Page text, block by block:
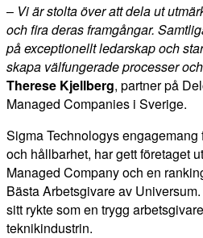
– Vi är stolta över att dela ut
och fira deras framgångar.
på exceptionellt ledarskap och
skapa välfungerade processer
Therese Kjellberg, partner på
Managed Companies i Sverige.
Sigma Technologys
och hållbarhet, har gett företaget
Managed Company och en
Bästa Arbetsgivare av
sitt rykte som en trygg
teknikindustrin.